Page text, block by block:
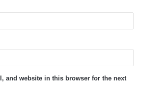
and website in this browser for the next